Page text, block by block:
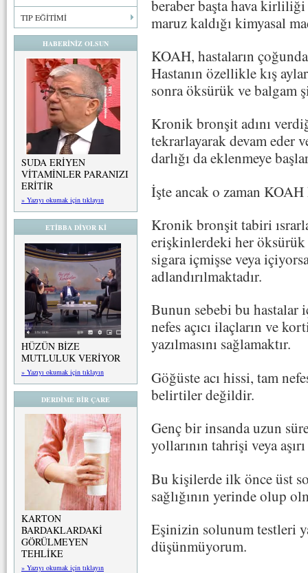
TIP EĞİTİMİ
HABERİNİZ OLSUN
SUDA ERİYEN
VİTAMİNLER PARANIZI
ERİTİR
» Yazıyı okumak için tıklayın
ETİBBA DİYOR Kİ
HÜZÜN BİZE
MUTLULUK VERİYOR
» Yazıyı okumak için tıklayın
DERDİME BİR ÇARE
KARTON
BARDAKLARDAKİ
GÖRÜLMEYEN
TEHLİKE
» Yazıyı okumak için tıklayın
beraber başta hava kirliliği
maruz kaldığı kimyasal
KOAH, hastaların
Hastanın özellikle kış
sonra öksürük ve balgam
Kronik bronşit adını
tekrarlayarak devam eder
darlığı da eklenmeye
İşte ancak o zaman
Kronik bronşit tabiri
erişkinlerdeki her öksürük
sigara içmişse veya
adlandırılmaktadır.
Bunun sebebi bu hastalar
nefes açıcı ilaçların ve
yazılmasını sağlamaktır.
Göğüste acı hissi, tam
belirtiler değildir.
Genç bir insanda uzun
yollarının tahrişi veya
Bu kişilerde ilk önce üst
sağlığının yerinde olup
Eşinizin solunum testleri
düşünmüyorum.